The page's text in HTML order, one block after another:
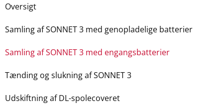
Oversigt
Samling af SONNET 3 med genopladelige batterier
Samling af SONNET 3 med engangsbatterier
Tænding og slukning af SONNET 3
Udskiftning af DL-spolecoveret